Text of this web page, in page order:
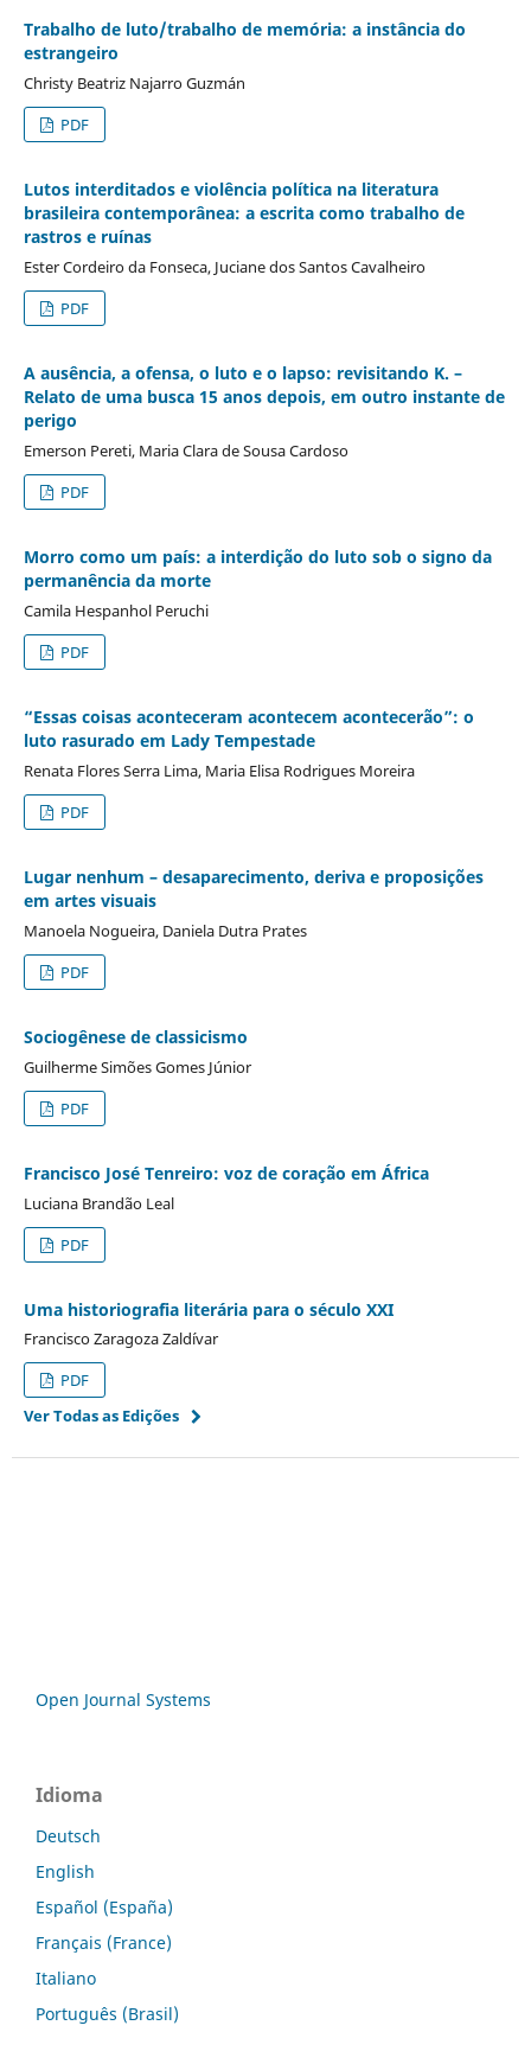
Trabalho de luto/trabalho de memória: a instância do
estrangeiro
Christy Beatriz Najarro Guzmán
PDF
Lutos interditados e violência política na literatura
brasileira contemporânea: a escrita como trabalho de
rastros e ruínas
Ester Cordeiro da Fonseca, Juciane dos Santos Cavalheiro
PDF
A ausência, a ofensa, o luto e o lapso: revisitando K. –
Relato de uma busca 15 anos depois, em outro instante de
perigo
Emerson Pereti, Maria Clara de Sousa Cardoso
PDF
Morro como um país: a interdição do luto sob o signo da
permanência da morte
Camila Hespanhol Peruchi
PDF
“Essas coisas aconteceram acontecem acontecerão”: o
luto rasurado em Lady Tempestade
Renata Flores Serra Lima, Maria Elisa Rodrigues Moreira
PDF
Lugar nenhum – desaparecimento, deriva e proposições
em artes visuais
Manoela Nogueira, Daniela Dutra Prates
PDF
Sociogênese de classicismo
Guilherme Simões Gomes Júnior
PDF
Francisco José Tenreiro: voz de coração em África
Luciana Brandão Leal
PDF
Uma historiografia literária para o século XXI
Francisco Zaragoza Zaldívar
PDF
Ver Todas as Edições
Open Journal Systems
Idioma
Deutsch
English
Español (España)
Français (France)
Italiano
Português (Brasil)